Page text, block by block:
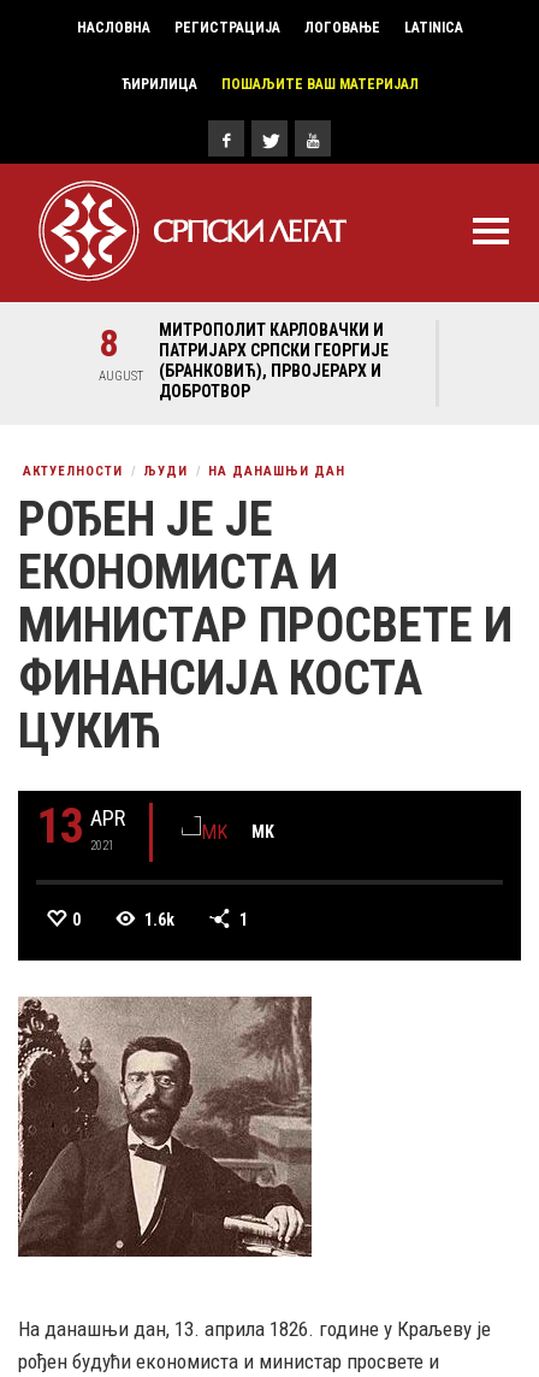
НАСЛОВНА РЕГИСТРАЦИЈА ЛОГОВАЊЕ LATINICA
ЋИРИЛИЦА ПОШАЉИТЕ ВАШ МАТЕРИЈАЛ
8
AUGUST
МИТРОПОЛИТ КАРЛОВАЧКИ И
ПАТРИЈАРХ СРПСКИ ГЕОРГИЈЕ
(БРАНКОВИЋ), ПРВОЈЕРАРХ И
ДОБРОТВОР
АКТУЕЛНОСТИ ЉУДИ НА ДАНАШЊИ ДАН
РОЂЕН ЈЕ ЈЕ
ЕКОНОМИСТА И
МИНИСТАР ПРОСВЕТЕ И
ФИНАНСИЈА КОСТА
ЦУКИЋ
13 APR
2021
MK
0 1.6k 1
На данашњи дан, 13. априла 1826. године у Краљеву је
рођен будући економиста и министар просвете и